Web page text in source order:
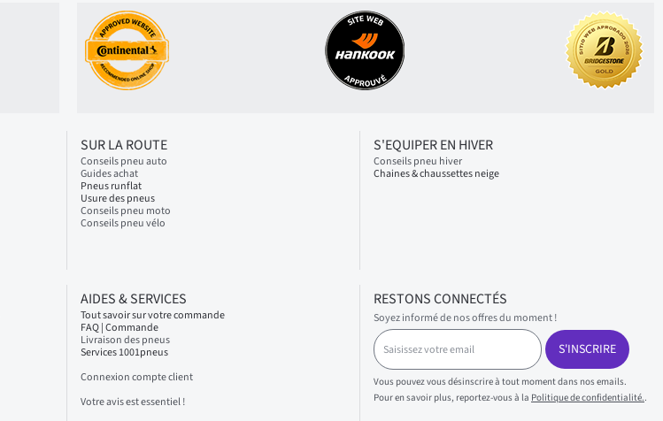
SUR LA ROUTE
Conseils pneu auto
Guides achat
Pneus runflat
Usure des pneus
Conseils pneu moto
Conseils pneu vélo
S'EQUIPER EN HIVER
Conseils pneu hiver
Chaines & chaussettes neige
AIDES & SERVICES
Tout savoir sur votre commande
FAQ | Commande
Livraison des pneus
Services 1001pneus
Connexion compte client
Votre avis est essentiel !
RESTONS CONNECTÉS
Soyez informé de nos offres du moment !
S
a
s
i
S'INSCRIRE
Vous pouvez vous désinscrire à tout moment dans nos emails.
Pour en savoir plus, reportez-vous à la Politique de confidentialité..